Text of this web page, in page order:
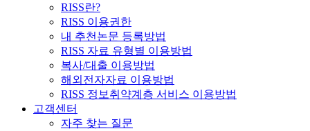
RISS란?
RISS 이용권한
내 추천논문 등록방법
RISS 자료 유형별 이용방법
복사/대출 이용방법
해외전자자료 이용방법
RISS 정보취약계층 서비스 이용방법
고객센터
자주 찾는 질문